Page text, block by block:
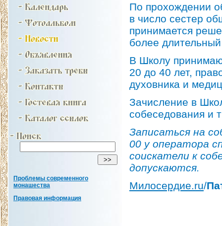
Проблемы современного
монашества
Правовая информация
По прохождении
в число сестер
принимается
более
В Школу
20 до 40 лет,
духовника и
Зачисление в
собеседования и
Записаться на
00 у оператора
соискатели к
допускаются.
Милосердие.ru/